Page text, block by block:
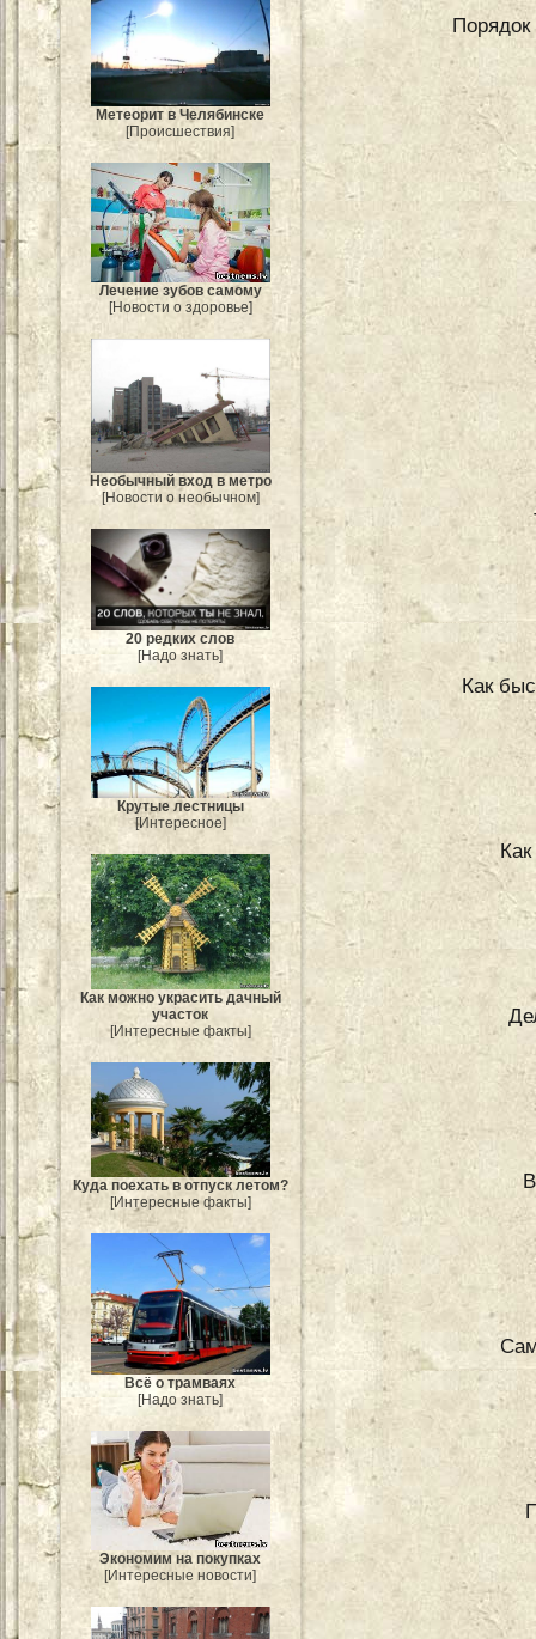
Метеорит в Челябинске
[Происшествия]
Лечение зубов самому
[Новости о здоровье]
Необычный вход в метро
[Новости о необычном]
20 редких слов
[Надо знать]
Крутые лестницы
[Интересное]
Как можно украсить дачный
участок
[Интересные факты]
Куда поехать в отпуск летом?
[Интересные факты]
Всё о трамваях
[Надо знать]
Экономим на покупках
[Интересные новости]
Как